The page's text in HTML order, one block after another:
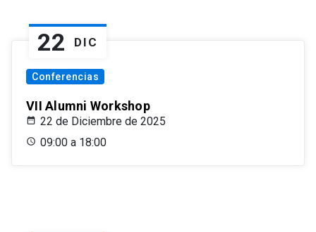
22 DIC
Conferencias
VII Alumni Workshop
22 de Diciembre de 2025
09:00 a 18:00